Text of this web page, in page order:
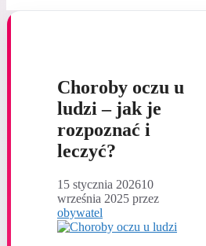
Choroby oczu u
ludzi – jak je
rozpoznać i
leczyć?
15 stycznia 202610
września 2025 przez
obywatel